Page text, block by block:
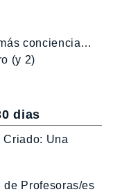
conciencia…
(y 2)
dias
Criado: Una
de Profesoras/es